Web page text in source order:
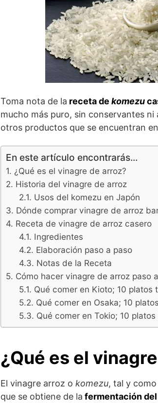
Toma nota de la receta de komezu
mucho más puro, sin conservantes
otros productos que se encuentran
En este artículo encontrarás...
¿Qué es el vinagre de arroz?
Historia del vinagre de arroz
Usos del komezu en Japón
Dónde comprar vinagre de arroz
Receta de vinagre de arroz casero
Ingredientes
Elaboración paso a paso
Notas de la Receta
Cómo hacer vinagre de arroz paso
Qué comer en Kioto; 10
Qué comer en Osaka; 10
Qué comer en Tokio; 10
¿Qué es el
El vinagre arroz o komezu, tal y
que se obtiene de la fermentación